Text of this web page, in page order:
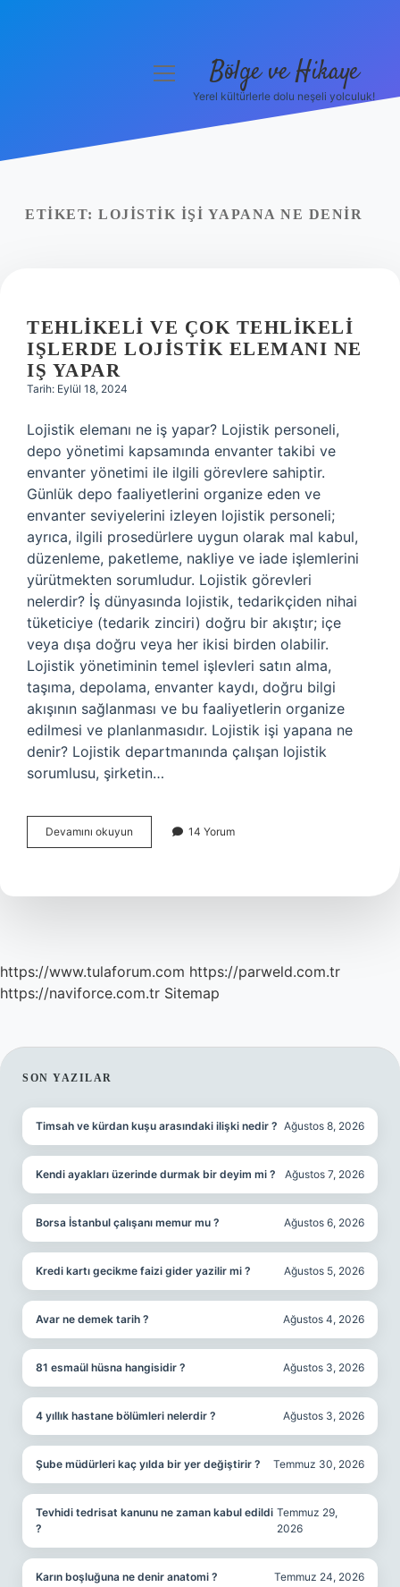
Yasal Uyarı
menüyü
Bölge ve Hikaye
Yerel kültürlerle dolu neşeli yolculuk!
ETIKET: LOJISTIK IŞI YAPANA NE DENIR
TEHLIKELI VE ÇOK TEHLIKELI
IŞLERDE LOJISTIK ELEMANI NE
IŞ YAPAR
Tarih: Eylül 18, 2024
Lojistik elemanı ne iş yapar? Lojistik personeli,
depo yönetimi kapsamında envanter takibi ve
envanter yönetimi ile ilgili görevlere sahiptir.
Günlük depo faaliyetlerini organize eden ve
envanter seviyelerini izleyen lojistik personeli;
ayrıca, ilgili prosedürlere uygun olarak mal kabul,
düzenleme, paketleme, nakliye ve iade işlemlerini
yürütmekten sorumludur. Lojistik görevleri
nelerdir? İş dünyasında lojistik, tedarikçiden nihai
tüketiciye (tedarik zinciri) doğru bir akıştır; içe
veya dışa doğru veya her ikisi birden olabilir.
Lojistik yönetiminin temel işlevleri satın alma,
taşıma, depolama, envanter kaydı, doğru bilgi
akışının sağlanması ve bu faaliyetlerin organize
edilmesi ve planlanmasıdır. Lojistik işi yapana ne
denir? Lojistik departmanında çalışan lojistik
sorumlusu, şirketin…
Devamını okuyun Tehlikeli
Ve
Işlerde
Yapar
14 Yorum
https://www.tulaforum.com https://parweld.com.tr
https://naviforce.com.tr Sitemap
SIDEBAR
SON YAZILAR
Timsah ve kürdan kuşu arasındaki ilişki nedir ? Ağustos 8, 2026
Kendi ayakları üzerinde durmak bir deyim mi ? Ağustos 7, 2026
Borsa İstanbul çalışanı memur mu ? Ağustos 6, 2026
Kredi kartı gecikme faizi gider yazilir mi ? Ağustos 5, 2026
Avar ne demek tarih ? Ağustos 4, 2026
81 esmaül hüsna hangisidir ? Ağustos 3, 2026
4 yıllık hastane bölümleri nelerdir ? Ağustos 3, 2026
Şube müdürleri kaç yılda bir yer değiştirir ? Temmuz 30, 2026
Tevhidi tedrisat kanunu ne zaman kabul edildi
?
Temmuz 29,
2026
Karın boşluğuna ne denir anatomi ? Temmuz 24, 2026